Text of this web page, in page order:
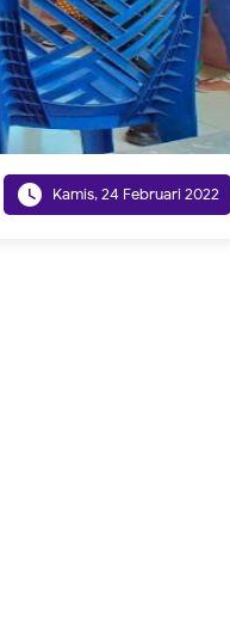
 Kamis, 24 Februari 2022